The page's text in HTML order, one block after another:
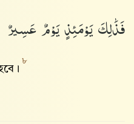
فَذَٰلِكَيَوْمَئِذٍيَوْمٌعَسِيرٌ
৮